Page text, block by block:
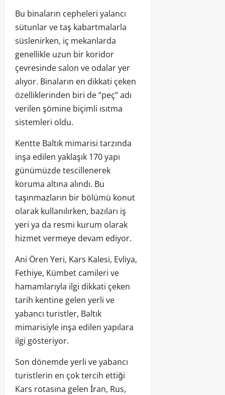
Bu binaların cepheleri yalancı
sütunlar ve taş kabartmalarla
süslenirken, iç mekanlarda
genellikle uzun bir koridor
çevresinde salon ve odalar yer
alıyor. Binaların en dikkati çeken
özelliklerinden biri de “peç” adı
verilen şömine biçimli ısıtma
sistemleri oldu.
Kentte Baltık mimarisi tarzında
inşa edilen yaklaşık 170 yapı
günümüzde tescillenerek
koruma altına alındı. Bu
taşınmazların bir bölümü konut
olarak kullanılırken, bazıları iş
yeri ya da resmi kurum olarak
hizmet vermeye devam ediyor.
Ani Ören Yeri, Kars Kalesi, Evliya,
Fethiye, Kümbet camileri ve
hamamlarıyla ilgi dikkati çeken
tarih kentine gelen yerli ve
yabancı turistler, Baltık
mimarisiyle inşa edilen yapılara
ilgi gösteriyor.
Son dönemde yerli ve yabancı
turistlerin en çok tercih ettiği
Kars rotasına gelen İran, Rus,